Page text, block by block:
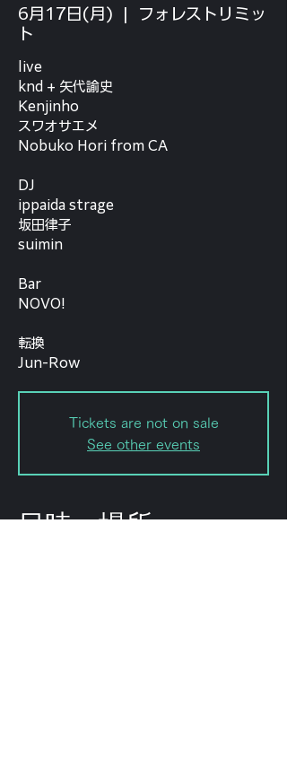
6月17日(月)
フォレストリミッ
ト
live
knd + 矢代諭史
Kenjinho
スワオサエメ
Nobuko Hori from CA
DJ
ippaida strage
坂田律子
suimin
Bar
NOVO!
転換
Jun-Row
Tickets are not on sale
See other events
日時・場所